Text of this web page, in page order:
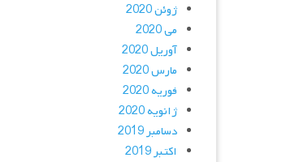
ژوئن 2020
می 2020
آوریل 2020
مارس 2020
فوریه 2020
ژانویه 2020
دسامبر 2019
اکتبر 2019